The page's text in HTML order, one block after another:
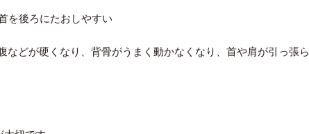
を後ろにたおしやすい
などが硬くなり、背骨がうまく動かなくなり、首や肩が引っ張ら